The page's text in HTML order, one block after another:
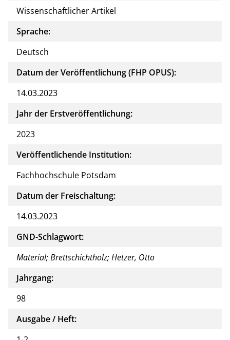
Wissenschaftlicher Artikel
Sprache:
Deutsch
Datum der Veröffentlichung (FHP OPUS):
14.03.2023
Jahr der Erstveröffentlichung:
2023
Veröffentlichende Institution:
Fachhochschule Potsdam
Datum der Freischaltung:
14.03.2023
GND-Schlagwort:
Material; Brettschichtholz; Hetzer, Otto
Jahrgang:
98
Ausgabe / Heft: